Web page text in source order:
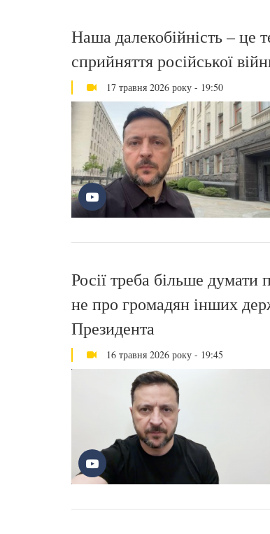
Наша далекобійність – це
сприйняття російської
17 травня 2026 року - 19:50
Росії треба більше
не про громадян інших
Президента
16 травня 2026 року - 19:45